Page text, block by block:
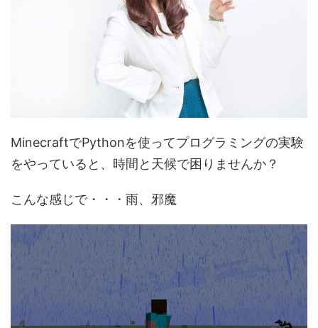
MinecraftでPythonを使ってプログラミングの実験
をやっていると、時間と天候で困りませんか？
こんな感じで・・・雨、邪魔